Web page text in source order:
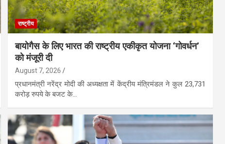
राष्ट्रीय
बायोगैस के लिए भारत की राष्ट्रीय एकीकृत योजना ‘गोवर्धन’
को मंजूरी दी
August 7, 2026
प्रधानमंत्री नरेंद्र मोदी की अध्यक्षता में केंद्रीय मंत्रिमंडल ने कुल 23,731
करोड़ रुपये के बजट के…